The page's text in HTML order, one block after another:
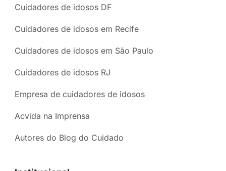
Cuidadores de idosos DF
Cuidadores de idosos em Recife
Cuidadores de idosos em São Paulo
Cuidadores de idosos RJ
Empresa de cuidadores de idosos
Acvida na Imprensa
Autores do Blog do Cuidado